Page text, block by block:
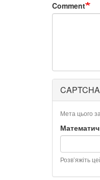
Comment
CAPTCHA
Мета цього
Розв’яжіть